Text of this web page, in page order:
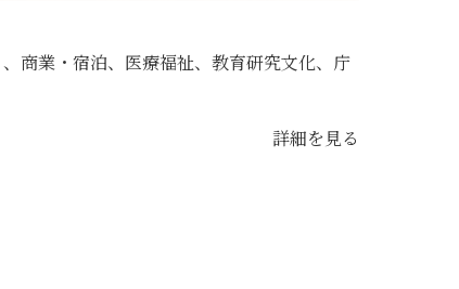
商業・宿泊、医療福祉、教育研究文化、庁
詳細を見る